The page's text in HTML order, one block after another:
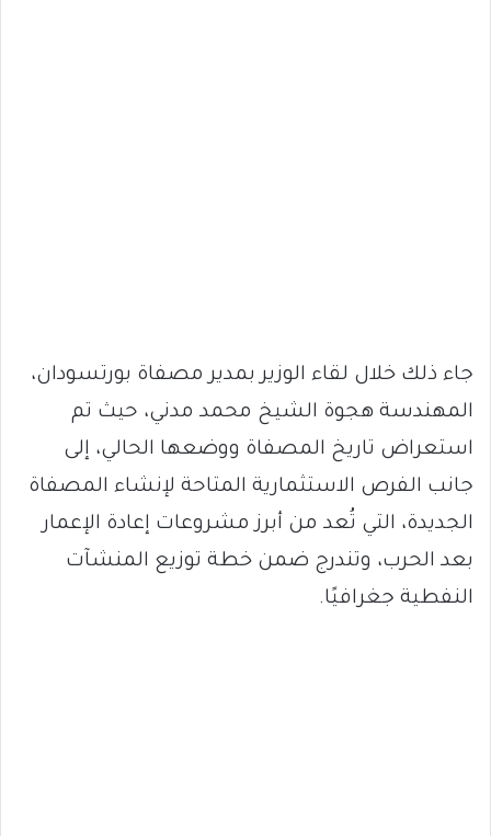
جاء ذلك خلال لقاء الوزير بمدير مصفاة بورتسودان،
المهندسة هجوة الشيخ محمد مدني، حيث تم
استعراض تاريخ المصفاة ووضعها الحالي، إلى
جانب الفرص الاستثمارية المتاحة لإنشاء المصفاة
الجديدة، التي تُعد من أبرز مشروعات إعادة الإعمار
بعد الحرب، وتندرج ضمن خطة توزيع المنشآت
النفطية جغرافيًا.